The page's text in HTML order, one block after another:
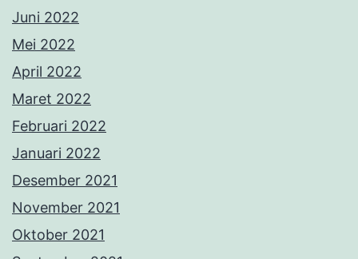
Juni 2022
Mei 2022
April 2022
Maret 2022
Februari 2022
Januari 2022
Desember 2021
November 2021
Oktober 2021